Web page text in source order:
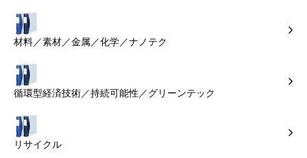
材料／素材／金属／化学／ナノテク
循環型経済技術／持続可能性／グリーンテック
リサイクル